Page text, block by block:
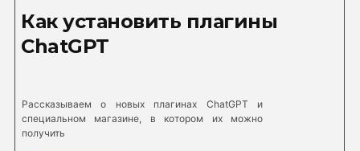
Как установить плагины
ChatGPT
Рассказываем о новых плагинах ChatGPT и
специальном магазине, в котором их можно
получить